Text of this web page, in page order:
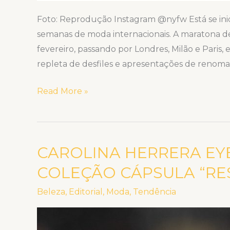
Foto: Reprodução Instagram @nyfw Está se
semanas de moda internacionais. A maratona
fevereiro, passando por Londres, Milão e
repleta de desfiles e apresentações de
Read More »
CAROLINA HERRERA
COLEÇÃO CÁPSULA
Beleza, Editorial , Moda, Tendência
CAROLINA
EYEWEAR
APRESENTA
A